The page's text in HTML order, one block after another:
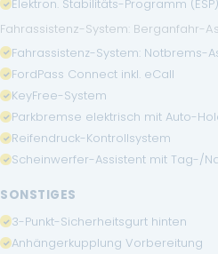
Elektron. Stabilitäts-Programm (ESP)
Fahrassistenz-System: Berganfahr-
Fahrassistenz-System: Notbrems-
FordPass Connect inkl. eCall
KeyFree-System
Parkbremse elektrisch mit Auto-
Reifendruck-Kontrollsystem
Scheinwerfer-Assistent mit Tag-/
SONSTIGES
3-Punkt-Sicherheitsgurt hinten
Anhängerkupplung Vorbereitung